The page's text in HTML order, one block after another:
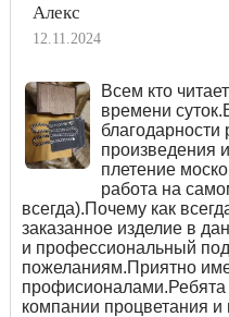
Алекс
12.11.2024
Всем кто
времени
произведения
плетение
работа на
всегда).Почему как
заказанное изделие в
и профессиональный
пожеланиям.Приятно
компании процветания и